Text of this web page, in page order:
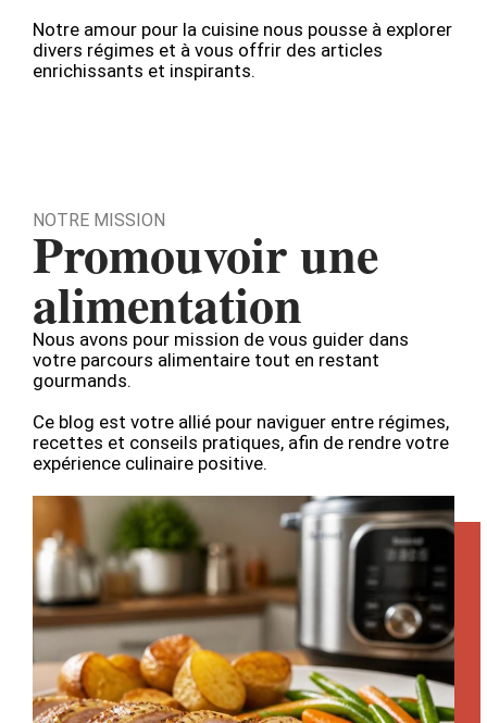
Notre amour pour la cuisine nous pousse à explorer
divers régimes et à vous offrir des articles
enrichissants et inspirants.
NOTRE MISSION
Promouvoir une
alimentation
Nous avons pour mission de vous guider dans
votre parcours alimentaire tout en restant
gourmands.
Ce blog est votre allié pour naviguer entre régimes,
recettes et conseils pratiques, afin de rendre votre
expérience culinaire positive.